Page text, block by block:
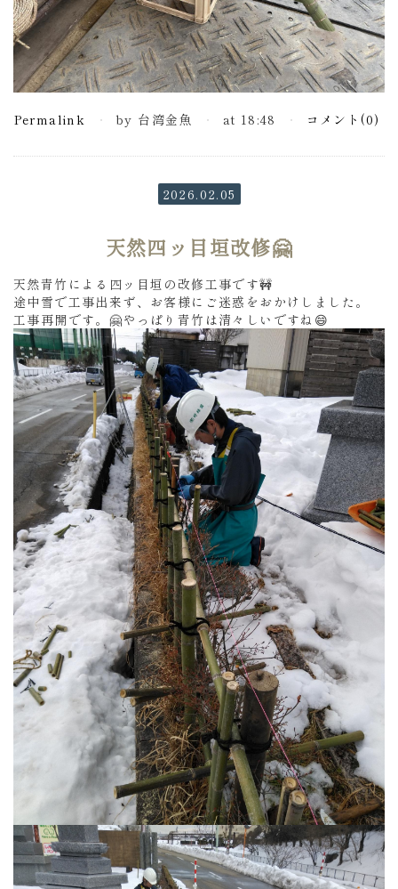
Permalink by 台湾金魚 at 18:48 コメント(0)
2026.02.05
天然四ッ目垣改修🤗
天然青竹による四ッ目垣の改修工事です🚧
途中雪で工事出来ず、お客様にご迷惑をおかけしました。
工事再開です。🤗やっぱり青竹は清々しいですね😄